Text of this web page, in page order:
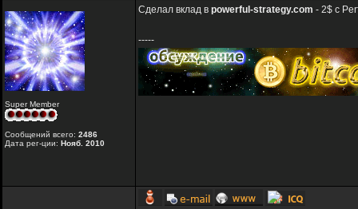
Super Member
Сообщений всего: 2486
Дата рег-ции: Нояб. 2010
Сделал вклад в powerful-strategy.com - 2$ с
-----